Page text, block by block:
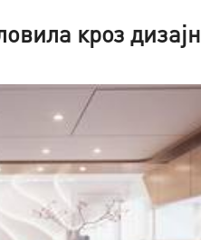
кроз дизајн